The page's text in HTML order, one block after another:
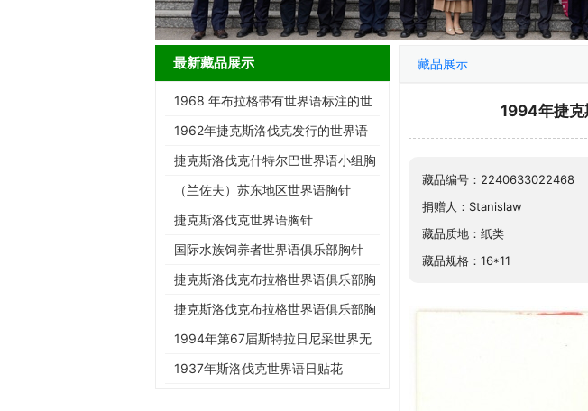
最新藏品展示
1968 年布拉格带有世界语标注的世
界邮展邮票
1962年捷克斯洛伐克发行的世界语
展览邮票
捷克斯洛伐克什特尔巴世界语小组胸
针（兰佐夫）苏东地区世界语胸针
捷克斯洛伐克世界语胸针
国际水族饲养者世界语俱乐部胸针
捷克斯洛伐克布拉格世界语俱乐部胸
针
捷克斯洛伐克布拉格世界语俱乐部胸
针
1994年第67届斯特拉日尼采世界无
民族协会大会明信片
1937年斯洛伐克世界语日贴花
藏品展示
1994年捷克
藏品编号：2240633022468
捐赠人：Stanislaw
藏品质地：纸类
藏品规格：16*11